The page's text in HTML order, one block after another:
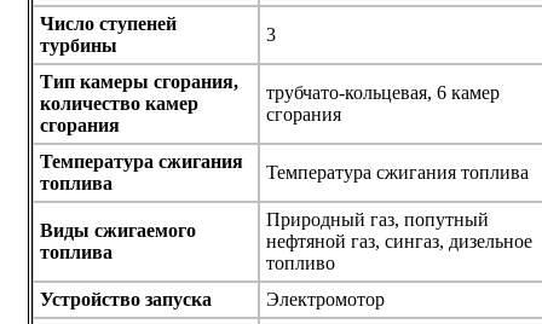
Число ступеней
турбины
3
Тип камеры сгорания,
количество камер
сгорания
трубчато-кольцевая, 6 камер
сгорания
Температура сжигания
топлива
Температура сжигания топлива
Виды сжигаемого
топлива
Природный газ, попутный
нефтяной газ, сингаз, дизельное
топливо
Устройство запуска
Электромотор